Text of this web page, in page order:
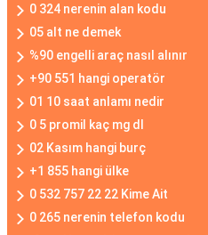
0 324 nerenin alan kodu
05 alt ne demek
%90 engelli araç nasıl alınır
+90 551 hangi operatör
01 10 saat anlamı nedir
0 5 promil kaç mg dl
02 Kasım hangi burç
+1 855 hangi ülke
0 532 757 22 22 Kime Ait
0 265 nerenin telefon kodu